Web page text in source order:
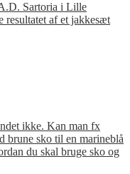
Sartoria i Lille
resultatet af et jakkesæt
ikke. Kan man fx
brune sko til en marineblå
du skal bruge sko og